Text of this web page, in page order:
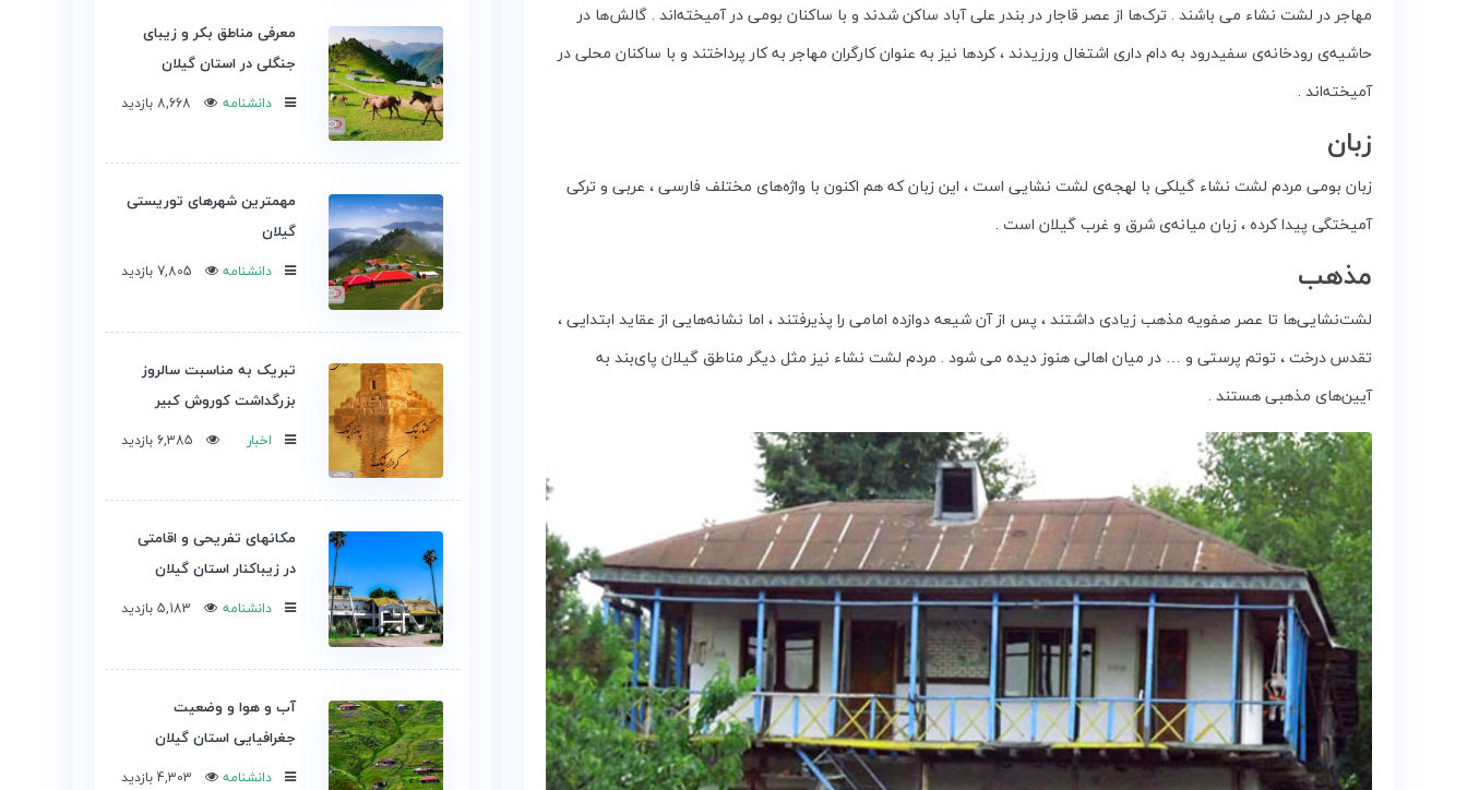
مهاجر در لشت‌ نشاء می باشند . ترک‌ها از عصر قاجار در بندر علی‌ آباد ساکن‌ شدند و با ساکنان‌ بومی‌ در آمیخته‌اند . گالش‌ها در
حاشیه‌ی‌ رودخانه‌ی‌ سفیدرود به‌ دام‌ داری‌ اشتغال‌ ورزیدند ، کردها نیز به‌ عنوان‌ کارگران‌ مهاجر به‌ کار پرداختند و با ساکنان‌ محلی‌ در
آمیخته‌اند .
زبان
زبان‌ بومی‌ مردم‌ لشت‌ نشاء گیلکی‌ با لهجه‌ی‌ لشت‌ نشایی‌ است ، این‌ زبان‌ که‌ هم‌ اکنون‌ با واژه‌های‌ مختلف‌ فارسی ، عربی‌ و ترکی‌
آمیختگی‌ پیدا کرده ، زبان‌ میانه‌ی‌ شرق‌ و غرب‌ گیلان‌ است .
‌مذهب
لشت‌نشایی‌ها تا عصر صفویه‌ مذهب‌ زیادی‌ داشتند ، پس‌ از آن‌ شیعه‌ دوازده‌ امامی‌ را پذیرفتند ، اما نشانه‌هایی‌ از عقاید ابتدایی ،
تقدس‌ درخت ، توتم‌ پرستی‌ و … در میان‌ اهالی‌ هنوز دیده می شود . مردم‌ لشت‌ نشاء نیز مثل‌ دیگر مناطق‌ گیلان‌ پای‌بند به‌
آیین‌های‌ مذهبی‌ هستند .
معرفی مناطق بکر و زیبای
جنگلی در استان گیلان
دانشنامه 8,668 بازدید
مهمترین شهرهای توریستی
گیلان
دانشنامه 7,805 بازدید
تبریک به مناسبت سالروز
بزرگداشت کوروش کبیر
اخبار 6,385 بازدید
مکانهای تفریحی و اقامتی
در زیباکنار استان گیلان
دانشنامه 5,183 بازدید
آب و هوا و وضعیت
جغرافیایی استان گیلان
دانشنامه 4,303 بازدید